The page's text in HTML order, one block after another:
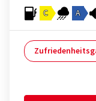
C A